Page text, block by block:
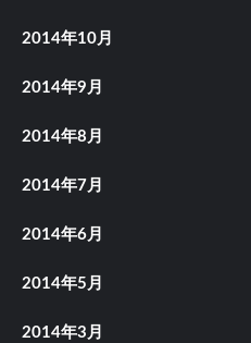
2014年10月
2014年9月
2014年8月
2014年7月
2014年6月
2014年5月
2014年3月